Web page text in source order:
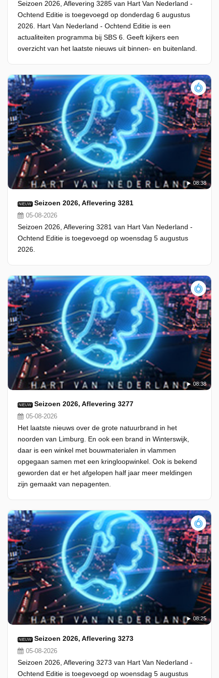
Seizoen 2026, Aflevering 3285 van Hart Van Nederland -
Ochtend Editie is toegevoegd op donderdag 6 augustus
2026. Hart Van Nederland - Ochtend Editie is een
actualiteiten programma bij SBS 6. Geeft kijkers een
overzicht van het laatste nieuws uit binnen- en buitenland.
08:38
NIEUW Seizoen 2026, Aflevering 3281
05-08-2026
Seizoen 2026, Aflevering 3281 van Hart Van Nederland -
Ochtend Editie is toegevoegd op woensdag 5 augustus
2026.
08:38
NIEUW Seizoen 2026, Aflevering 3277
05-08-2026
Het laatste nieuws over de grote natuurbrand in het
noorden van Limburg. En ook een brand in Winterswijk,
daar is een winkel met bouwmaterialen in vlammen
opgegaan samen met een kringloopwinkel. Ook is bekend
geworden dat er het afgelopen half jaar meer meldingen
zijn gemaakt van nepagenten.
08:25
NIEUW Seizoen 2026, Aflevering 3273
05-08-2026
Seizoen 2026, Aflevering 3273 van Hart Van Nederland -
Ochtend Editie is toegevoegd op woensdag 5 augustus